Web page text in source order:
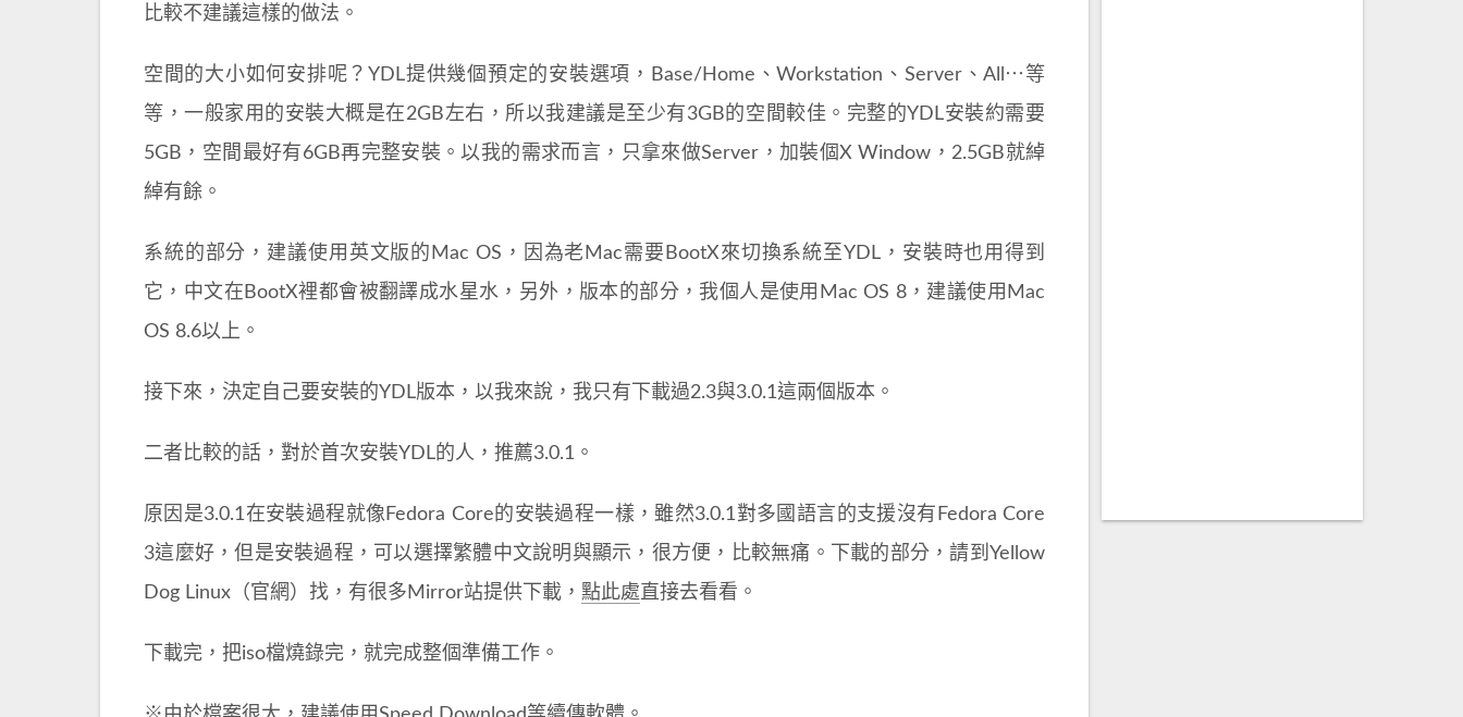
比較不建議這樣的做法。
空間的大小如何安排呢？YDL提供幾個預定的安裝選項，Base/Home、Workstation、Server、All⋯等
等，一般家用的安裝大概是在2GB左右，所以我建議是至少有3GB的空間較佳。完整的YDL安裝約需要
5GB，空間最好有6GB再完整安裝。以我的需求而言，只拿來做Server，加裝個X Window，2.5GB就綽
綽有餘。
系統的部分，建議使用英文版的Mac OS，因為老Mac需要BootX來切換系統至YDL，安裝時也用得到
它，中文在BootX裡都會被翻譯成水星水，另外，版本的部分，我個人是使用Mac OS 8，建議使用Mac
OS 8.6以上。
接下來，決定自己要安裝的YDL版本，以我來說，我只有下載過2.3與3.0.1這兩個版本。
二者比較的話，對於首次安裝YDL的人，推薦3.0.1。
原因是3.0.1在安裝過程就像Fedora Core的安裝過程一樣，雖然3.0.1對多國語言的支援沒有Fedora Core
3這麼好，但是安裝過程，可以選擇繁體中文說明與顯示，很方便，比較無痛。下載的部分，請到Yellow
Dog Linux（官網）找，有很多Mirror站提供下載， 點此處直接去看看。
下載完，把iso檔燒錄完，就完成整個準備工作。